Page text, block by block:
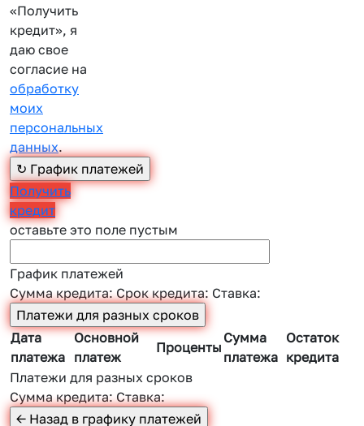
«Получить
кредит», я
даю свое
согласие на
обработку
моих
персональных
данных.
Получить
кредит
оставьте это поле пустым
График платежей
Сумма кредита:Срок кредита: Ставка:
Дата
платежа
Основной
платеж
Проценты
Сумма
платежа
Остаток
кредита
Платежи для разных сроков
Сумма кредита:Ставка: